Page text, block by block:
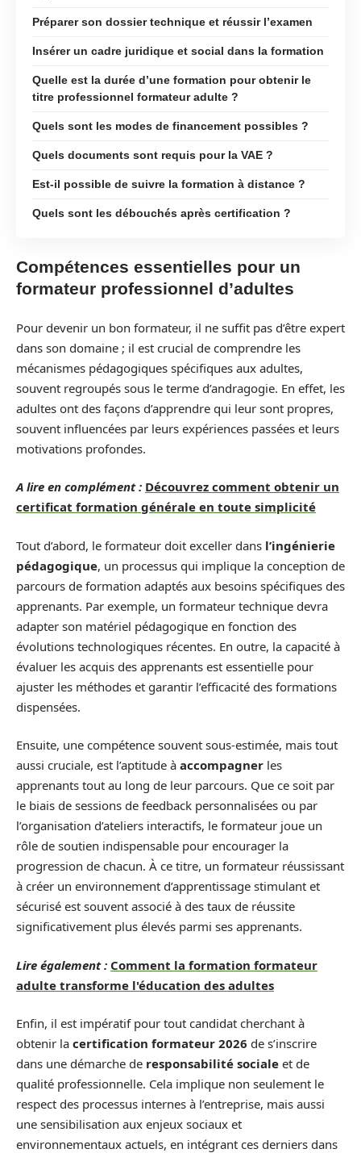
Préparer son dossier technique et réussir l’examen
Insérer un cadre juridique et social dans la formation
Quelle est la durée d’une formation pour obtenir le
titre professionnel formateur adulte ?
Quels sont les modes de financement possibles ?
Quels documents sont requis pour la VAE ?
Est-il possible de suivre la formation à distance ?
Quels sont les débouchés après certification ?
Compétences essentielles pour un
formateur professionnel d’adultes
Pour devenir un bon formateur, il ne suffit pas d’être expert
dans son domaine ; il est crucial de comprendre les
mécanismes pédagogiques spécifiques aux adultes,
souvent regroupés sous le terme d’andragogie. En effet, les
adultes ont des façons d’apprendre qui leur sont propres,
souvent influencées par leurs expériences passées et leurs
motivations profondes.
A lire en complément : Découvrez comment obtenir un
certificat formation générale en toute simplicité
Tout d’abord, le formateur doit exceller dans l’ingénierie
pédagogique, un processus qui implique la conception de
parcours de formation adaptés aux besoins spécifiques des
apprenants. Par exemple, un formateur technique devra
adapter son matériel pédagogique en fonction des
évolutions technologiques récentes. En outre, la capacité à
évaluer les acquis des apprenants est essentielle pour
ajuster les méthodes et garantir l’efficacité des formations
dispensées.
Ensuite, une compétence souvent sous-estimée, mais tout
aussi cruciale, est l’aptitude à accompagner les
apprenants tout au long de leur parcours. Que ce soit par
le biais de sessions de feedback personnalisées ou par
l’organisation d’ateliers interactifs, le formateur joue un
rôle de soutien indispensable pour encourager la
progression de chacun. À ce titre, un formateur réussissant
à créer un environnement d’apprentissage stimulant et
sécurisé est souvent associé à des taux de réussite
significativement plus élevés parmi ses apprenants.
Lire également : Comment la formation formateur
adulte transforme l'éducation des adultes
Enfin, il est impératif pour tout candidat cherchant à
obtenir la certification formateur 2026 de s’inscrire
dans une démarche de responsabilité sociale et de
qualité professionnelle. Cela implique non seulement le
respect des processus internes à l’entreprise, mais aussi
une sensibilisation aux enjeux sociaux et
environnementaux actuels, en intégrant ces derniers dans